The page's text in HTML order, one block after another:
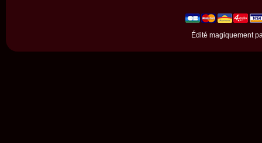
Édité magiquement